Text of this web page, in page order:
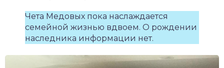
Чета Медовых пока наслаждается
семейной жизнью вдвоем. О рождении
наследника информации нет.